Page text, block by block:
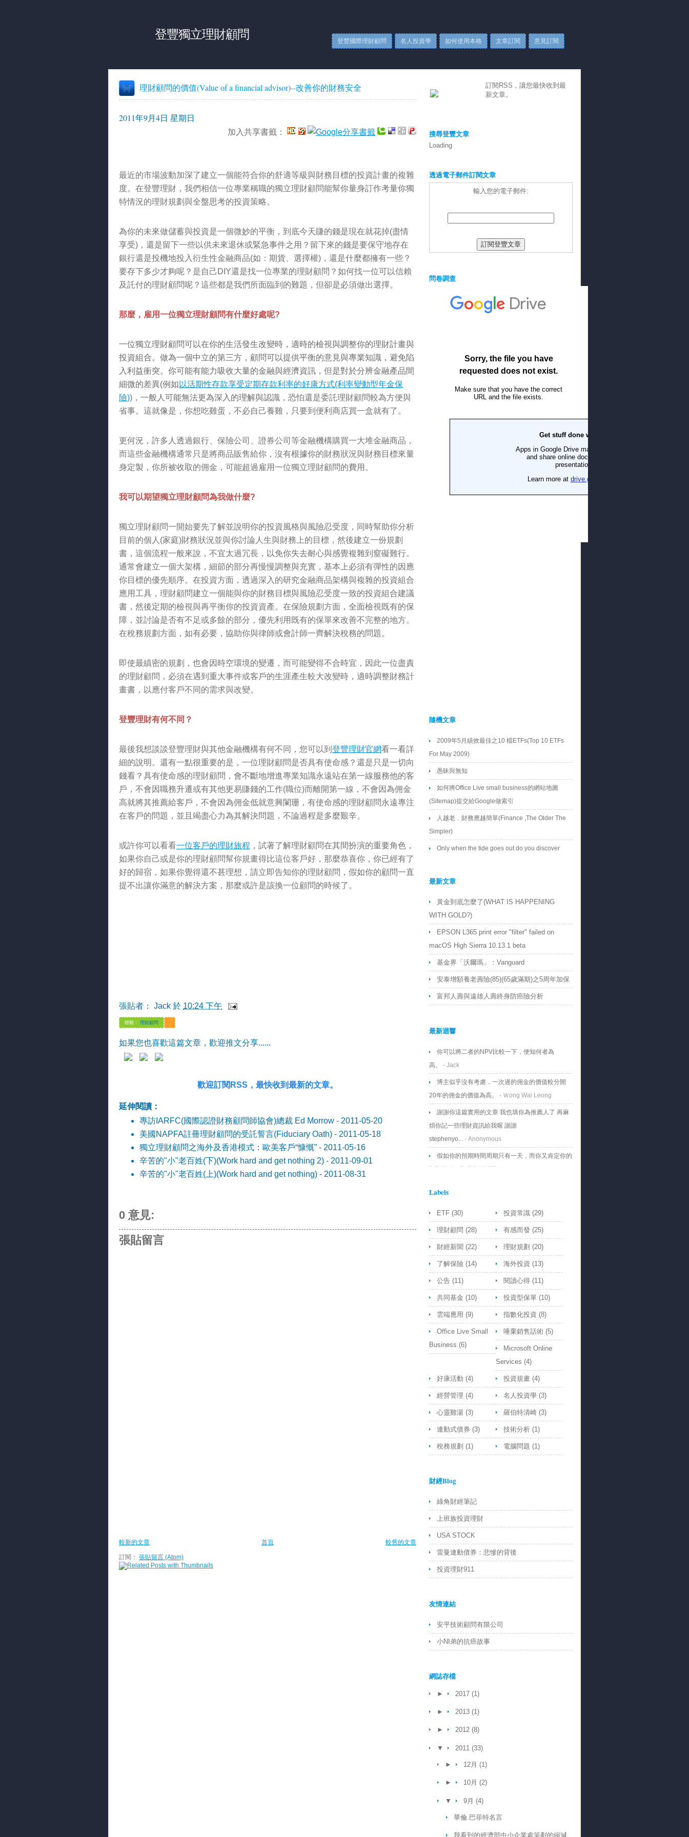
登豐國際理財顧問 名人投資學 如何使用本格 文章訂閱 意見訂閱
登豐獨立理財顧問
理財顧問的價值(Value of a financial advisor)--改善你的財務安全
2011年9月4日 星期日
加入共享書籤：
最近的市場波動加深了建立一個能符合你的舒適等級與財務目標的投資計畫的複雜
度。在登豐理財，我們相信一位專業稱職的獨立理財顧問能幫你量身訂作考量你獨
特情況的理財規劃與全盤思考的投資策略。
為你的未來做儲蓄與投資是一個微妙的平衡，到底今天賺的錢是現在就花掉(盡情
享受)，還是留下一些以供未來退休或緊急事件之用？留下來的錢是要保守地存在
銀行還是投機地投入衍生性金融商品(如：期貨、選擇權)，還是什麼都擁有一些？
要存下多少才夠呢？是自己DIY還是找一位專業的理財顧問？如何找一位可以信賴
及託付的理財顧問呢？這些都是我們所面臨到的難題，但卻是必須做出選擇。
那麼，雇用一位獨立理財顧問有什麼好處呢?
一位獨立理財顧問可以在你的生活發生改變時，適時的檢視與調整你的理財計畫與
投資組合。做為一個中立的第三方，顧問可以提供平衡的意見與專業知識，避免陷
入利益衝突。你可能有能力吸收大量的金融與經濟資訊，但是對於分辨金融產品間
細微的差異(例如 以活期性存款享受定期存款利率的好康方式(利率變動型年金保
險)) ，一般人可能無法更為深入的理解與認識 ， 恐怕還是委託理財顧問較為方便與
省事。這就像是，你想吃雞蛋，不必自己養雞，只要到便利商店買一盒就有了。
更何況，許多人透過銀行、保險公司、證券公司等金融機構購買一大堆金融商品，
而這些金融機構通常只是將商品販售給你，沒有根據你的財務狀況與財務目標來量
身定製，你所被收取的佣金，可能超過雇用一位獨立理財顧問的費用。
我可以期望獨立理財顧問為我做什麼?
獨立理財顧問一開始要先了解並說明你的投資風格與風險忍受度，同時幫助你分析
目前的個人(家庭)財務狀況並與你討論人生與財務上的目標，然後建立一份規劃
書，這個流程一般來說，不宜太過冗長，以免你失去耐心與感覺複雜到窒礙難行。
通常會建立一個大架構，細節的部分再慢慢調整與充實，基本上必須有彈性的因應
你目標的優先順序。在投資方面，透過深入的研究金融商品架構與複雜的投資組合
應用工具，理財顧問建立一個能與你的財務目標與風險忍受度一致的投資組合建議
書，然後定期的檢視與再平衡你的投資資產。在保險規劃方面，全面檢視既有的保
障，並討論是否有不足或多餘的部分，優先利用既有的保單來改善不完整的地方。
在稅務規劃方面，如有必要，協助你與律師或會計師一齊解決稅務的問題。
即使最縝密的規劃，也會因時空環境的變遷，而可能變得不合時宜，因此一位盡責
的理財顧問，必須在遇到重大事件或客戶的生涯產生較大改變時，適時調整財務計
畫書，以應付客戶不同的需求與改變。
登豐理財有何不同？
最後我想談談登豐理財與其他金融機構有何不同，您可以到 登豐理財官網看一看詳
細的說明。還有一點很重要的是，一位理財顧問是否具有使命感？還是只是一切向
錢看？具有使命感的理財顧問，會不斷地增進專業知識永遠站在第一線服務他的客
戶，不會因職務升遷或有其他更易賺錢的工作(職位)而離開第一線，不會因為佣金
高就將其推薦給客戶，不會因為佣金低就意興闌珊，有使命感的理財顧問永遠專注
在客戶的問題，並且竭盡心力為其解決問題，不論過程是多麼艱辛。
或許你可以看看一位客戶的理財旅程 ，試著了解理財顧問在其間扮演的重要角色，
如果你自己或是你的理財顧問幫你規畫得比這位客戶好，那麼恭喜你，你已經有了
好的歸宿，如果你覺得還不甚理想，請立即告知你的理財顧問，假如你的顧問一直
提不出讓你滿意的解決方案，那麼或許是該換一位顧問的時候了。
張貼者： Jack 於 10:24 下午
標籤： 理財顧問
如果您也喜歡這篇文章，歡迎推文分享......
歡迎訂閱RSS，最快收到最新的文章。
延伸閱讀：
專訪IARFC(國際認證財務顧問師協會)總裁 Ed Morrow - 2011-05-20
美國NAPFA註冊理財顧問的受託誓言(Fiduciary Oath) - 2011-05-18
獨立理財顧問之海外及香港模式：歐美客戶“慷慨” - 2011-05-16
辛苦的"小"老百姓(下)(Work hard and get nothing 2) - 2011-09-01
辛苦的"小"老百姓(上)(Work hard and get nothing) - 2011-08-31
0 意見:
張貼留言
較新的文章 較舊的文章
首頁
訂閱： 張貼留言 (Atom)
訂閱RSS，讓您最快收到最
新文章。
搜尋登豐文章
Loading
透過電子郵件訂閱文章
輸入您的電子郵件:
問卷調查
隨機文章
2009年5月績效最佳之10 檔ETFs(Top 10 ETFs
For May 2009)
愚昧與無知
如何將Office Live small business的網站地圖
(Sitemap)提交給Google做索引
人越老﹐財務應越簡單(Finance ,The Older The
Simpler)
Only when the tide goes out do you discover
富邦人壽與遠雄人壽終身防癌險分析
2010年年終檢視(year-end review)
何時才會回到市場平均報酬(When will we get
back to average market returns)
指數複製技術
最新文章
黃金到底怎麼了(WHAT IS HAPPENING
WITH GOLD?)
EPSON L365 print error "filter" failed on
macOS High Sierra 10.13.1 beta
基金界「沃爾瑪」：Vanguard
安泰增額養老壽險(85)(65歲滿期)之5周年加保
富邦人壽與遠雄人壽終身防癌險分析
最新迴響
你可以將二者的NPV比較一下，便知何者為
高。
- Jack
博主似乎沒有考慮，一次過的佣金的價值較分開
20年的佣金的價值為高。
- Ｗong Wai Leong
謝謝你這篇實用的文章 我也填你為推薦人了 再麻
煩你記一些理財資訊給我喔 謝謝
stephenyo... - Anonymous
假如你的預期時間周期只有一天，而你又肯定你的
樣
- Anonymous
Labels
ETF (30) 投資常識 (29)
理財顧問 (28) 有感而發 (25)
財經新聞 (22) 理財規劃 (20)
了解保險 (14) 海外投資 (13)
公告 (11) 閱讀心得 (11)
共同基金 (10) 投資型保單 (10)
雲端應用 (9) 指數化投資 (8)
Office Live Small
Business (6)
唾棄銷售話術 (5)
Microsoft Online
Services (4)
好康活動 (4) 投資規畫 (4)
經營管理 (4) 名人投資學 (3)
心靈雞湯 (3) 羅伯特清崎 (3)
連動式債券 (3) 技術分析 (1)
稅務規劃 (1) 電腦問題 (1)
財經Blog
綠角財經筆記
上班族投資理財
USA STOCK
雷曼連動債券：悲慘的背後
投資理財911
友情連結
安平技術顧問有限公司
小NI弟的抗癌故事
網誌存檔
► 2017 (1)
► 2013 (1)
► 2012 (8)
▼ 2011 (33)
► 12月 (1)
► 10月 (2)
▼ 9月 (4)
華倫.巴菲特名言
我看到的經濟部中小企業處策劃的縮減